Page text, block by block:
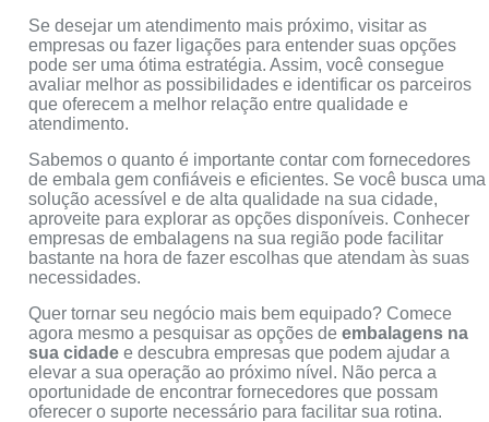
Se desejar um atendimento mais próximo, visitar as
empresas ou fazer ligações para entender suas opções
pode ser uma ótima estratégia. Assim, você consegue
avaliar melhor as possibilidades e identificar os parceiros
que oferecem a melhor relação entre qualidade e
atendimento.
Sabemos o quanto é importante contar com fornecedores
de embala gem confiáveis e eficientes. Se você busca uma
solução acessível e de alta qualidade na sua cidade,
aproveite para explorar as opções disponíveis. Conhecer
empresas de embalagens na sua região pode facilitar
bastante na hora de fazer escolhas que atendam às suas
necessidades.
Quer tornar seu negócio mais bem equipado? Comece
agora mesmo a pesquisar as opções deembalagens na
sua cidade e descubra empresas que podem ajudar a
elevar a sua operação ao próximo nível. Não perca a
oportunidade de encontrar fornecedores que possam
oferecer o suporte necessário para facilitar sua rotina.